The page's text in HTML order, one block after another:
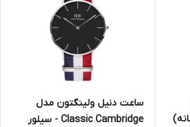
ساعت دنیل ولینگتون مدل
Classic Cambridge - سیلور